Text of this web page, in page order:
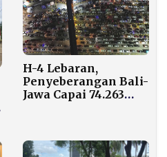
H-4 Lebaran,
Penyeberangan Bali-
Jawa Capai 74.263